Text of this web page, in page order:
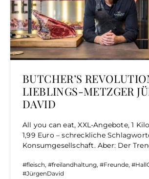
BUTCHER’S
LIEBLINGS-METZGER
DAVID
All you can eat, XXL-Angebote, 1
1,99 Euro – schreckliche
Konsumgesellschaft. Aber: Der
fleisch, freilandhaltung, Freunde,
JürgenDavid